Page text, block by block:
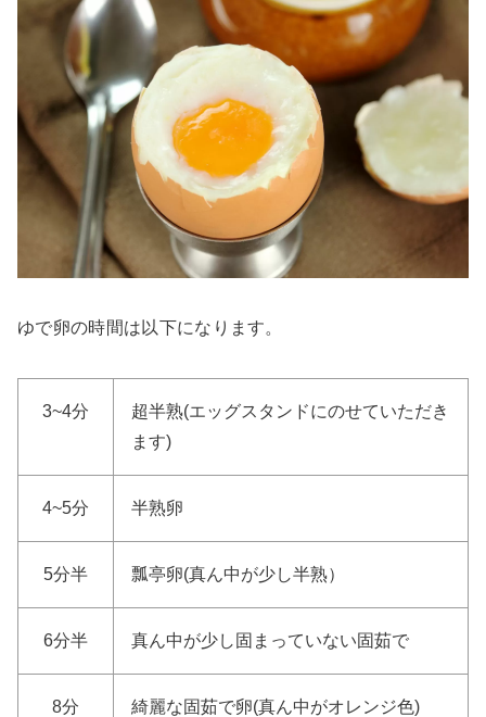
ゆで卵の時間は以下になります。
3~4分
超半熟(エッグスタンドにのせていただき
ます)
4~5分 半熟卵
5分半 瓢亭卵(真ん中が少し半熟）
6分半 真ん中が少し固まっていない固茹で
8分 綺麗な固茹で卵(真ん中がオレンジ色)